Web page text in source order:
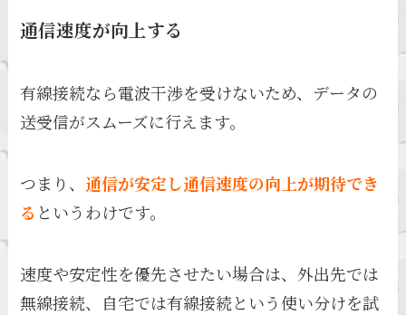
通信速度が向上する
有線接続なら電波干渉を受けないため、データの
送受信がスムーズに行えます。
つまり、 通信が安定し通信速度の向上が期待でき
る というわけです。
速度や安定性を優先させたい場合は、外出先では
無線接続、自宅では有線接続という使い分けを試